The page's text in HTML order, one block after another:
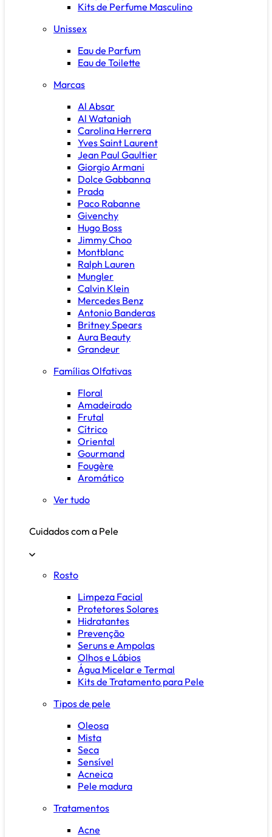
Kits de Perfume Masculino
Unissex
Eau de Parfum
Eau de Toilette
Marcas
Al Absar
Al Wataniah
Carolina Herrera
Yves Saint Laurent
Jean Paul Gaultier
Giorgio Armani
Dolce Gabbanna
Prada
Paco Rabanne
Givenchy
Hugo Boss
Jimmy Choo
Montblanc
Ralph Lauren
Mungler
Calvin Klein
Mercedes Benz
Antonio Banderas
Britney Spears
Aura Beauty
Grandeur
Famílias Olfativas
Floral
Amadeirado
Frutal
Cítrico
Oriental
Gourmand
Fougère
Aromático
Ver tudo
Cuidados com a Pele
Rosto
Limpeza Facial
Protetores Solares
Hidratantes
Prevenção
Seruns e Ampolas
Olhos e Lábios
Água Micelar e Termal
Kits de Tratamento para Pele
Tipos de pele
Oleosa
Mista
Seca
Sensível
Acneica
Pele madura
Tratamentos
Acne